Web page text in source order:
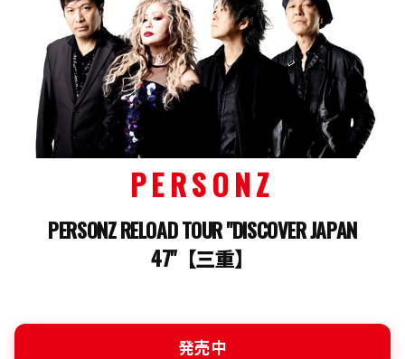
PERSONZ
PERSONZ RELOAD TOUR "DISCOVER JAPAN
47"【三重】
発売中